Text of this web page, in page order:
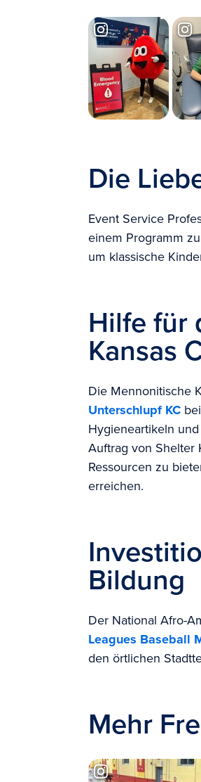
Die
Event Service
einem Programm
um klassische
Hilfe für
Kansas
Die Mennonitische
Unterschlupf KC
Hygieneartikeln
Auftrag von Shelter
Ressourcen zu
erreichen.
Bildung
Der National Afro-
Leagues Baseball
den örtlichen
Mehr